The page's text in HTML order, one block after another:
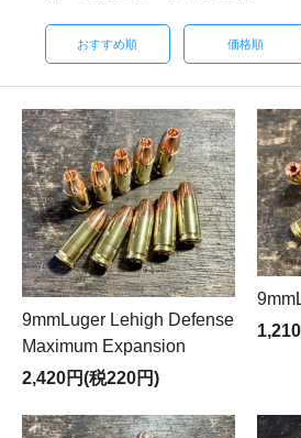
おすすめ順 価格順
9mmLuger Lehigh Defense
Maximum Expansion
2,420円(税220円)